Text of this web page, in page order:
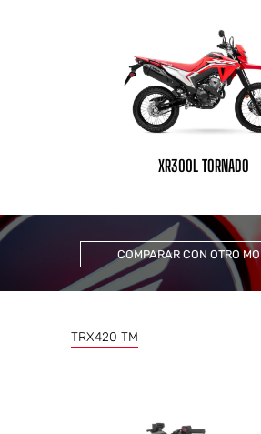
XR300L TORNADO
COMPARAR CON OTRO
TRX420 TM